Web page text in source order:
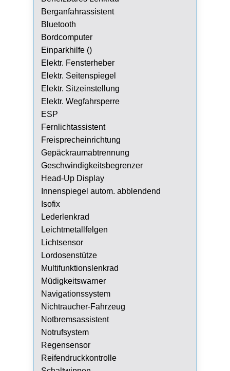
Berganfahrassistent
Bluetooth
Bordcomputer
Einparkhilfe ()
Elektr. Fensterheber
Elektr. Seitenspiegel
Elektr. Sitzeinstellung
Elektr. Wegfahrsperre
ESP
Fernlichtassistent
Freisprecheinrichtung
Gepäckraumabtrennung
Geschwindigkeitsbegrenzer
Head-Up Display
Innenspiegel autom. abblendend
Isofix
Lederlenkrad
Leichtmetallfelgen
Lichtsensor
Lordosenstütze
Multifunktionslenkrad
Müdigkeitswarner
Navigationssystem
Nichtraucher-Fahrzeug
Notbremsassistent
Notrufsystem
Regensensor
Reifendruckkontrolle